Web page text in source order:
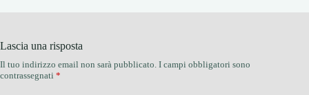
Lascia una risposta
Il tuo indirizzo email non sarà pubblicato. I campi obbligatori sono
contrassegnati *